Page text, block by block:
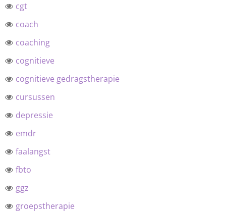
cgt
coach
coaching
cognitieve
cognitieve gedragstherapie
cursussen
depressie
emdr
faalangst
fbto
ggz
groepstherapie